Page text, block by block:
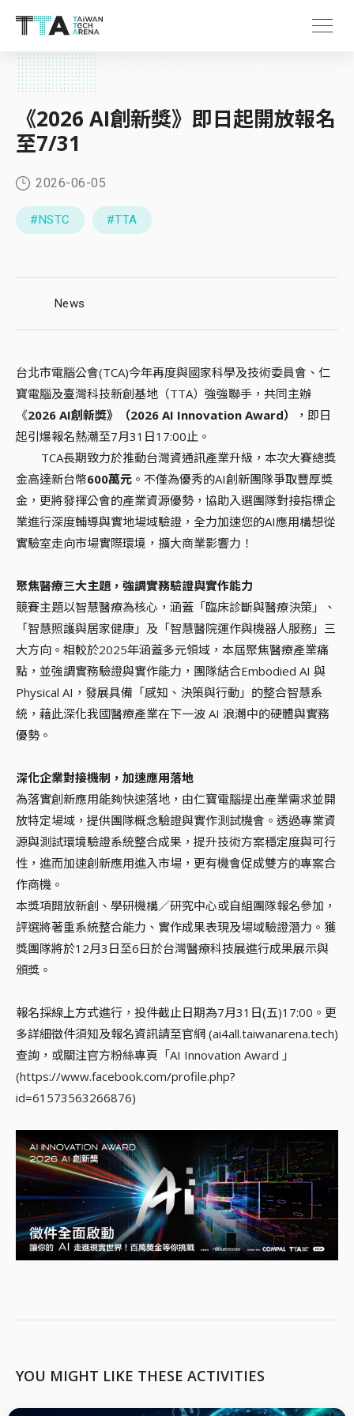
《2026 AI創新獎》即日起開放報名
至7/31
2026-06-05
#NSTC #TTA
News
台北市電腦公會(TCA)今年再度與國家科學及技術委員會、仁
寶電腦及臺灣科技新創基地（TTA）強強聯手，共同主辦
《2026 AI創新獎》（2026 AI Innovation Award）
，即日
起引爆報名熱潮至7月31日17:00止。
TCA長期致力於推動台灣資通訊產業升級，本次大賽總獎
金高達新台幣600萬元 。不僅為優秀的AI創新團隊爭取豐厚獎
金，更將發揮公會的產業資源優勢，協助入選團隊對接指標企
業進行深度輔導與實地場域驗證，全力加速您的AI應用構想從
實驗室走向市場實際環境，擴大商業影響力！
聚焦醫療三大主題，強調實務驗證與實作能力
競賽主題以智慧醫療為核心，涵蓋「臨床診斷與醫療決策」、
「智慧照護與居家健康」及「智慧醫院運作與機器人服務」三
大方向。相較於2025年涵蓋多元領域，本屆聚焦醫療產業痛
點，並強調實務驗證與實作能力，團隊結合Embodied AI 與
Physical AI，發展具備「感知、決策與行動」的整合智慧系
統，藉此深化我國醫療產業在下一波 AI 浪潮中的硬體與實務
優勢。
深化企業對接機制，加速應用落地
為落實創新應用能夠快速落地，由仁寶電腦提出產業需求並開
放特定場域，提供團隊概念驗證與實作測試機會。透過專業資
源與測試環境驗證系統整合成果，提升技術方案穩定度與可行
性，進而加速創新應用進入市場，更有機會促成雙方的專案合
作商機。
本獎項開放新創、學研機構／研究中心或自組團隊報名參加，
評選將著重系統整合能力、實作成果表現及場域驗證潛力。獲
獎團隊將於12月3日至6日於台灣醫療科技展進行成果展示與
頒獎。
報名採線上方式進行，投件截止日期為7月31日(五)17:00。更
多詳細徵件須知及報名資訊請至官網 (ai4all.taiwanarena.tech)
查詢，或關注官方粉絲專頁「AI Innovation Award 」
(https://www.facebook.com/profile.php?
id=61573563266876)
YOU MIGHT LIKE THESE ACTIVITIES